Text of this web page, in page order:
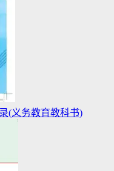
(义务教育教科书)